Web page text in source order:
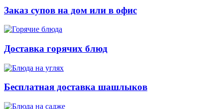
Заказ супов на дом или в офис
Доставка горячих блюд
Бесплатная доставка шашлыков